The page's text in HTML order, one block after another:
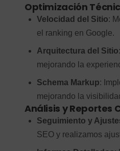
Optimización
Velocidad del Sitio:
el ranking en Google.
Arquitectura del Sitio
mejorando la
Schema Markup:
mejorando la
Análisis y Reportes
Seguimiento y
SEO y realizamos